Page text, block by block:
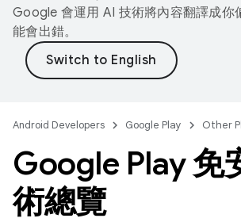
Google 會運用 AI 技術將內容翻譯成你
能會出錯。
Android Developers Google Play Other
Google Play 免
術總覽